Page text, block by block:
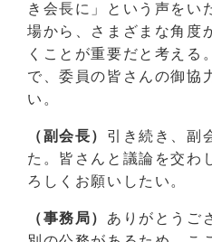
き会長に」という声をい
場から、さまざまな角度
くことが重要だと考える
で、委員の皆さんの御協
い。
（副会長） 引き続き、副
た。皆さんと議論を交わ
ろしくお願いしたい。
（事務局） ありがとうご